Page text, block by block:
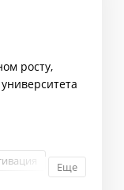
росту,
Еще